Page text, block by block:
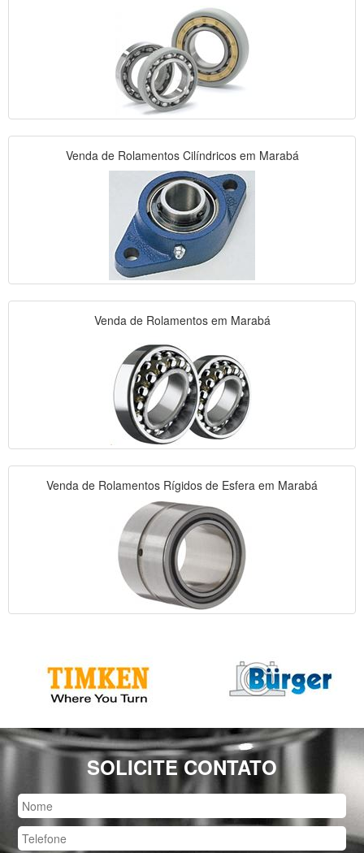
Venda de Rolamentos Cilíndricos em Marabá
Venda de Rolamentos em Marabá
Venda de Rolamentos Rígidos de Esfera em Marabá
SOLICITE CONTATO